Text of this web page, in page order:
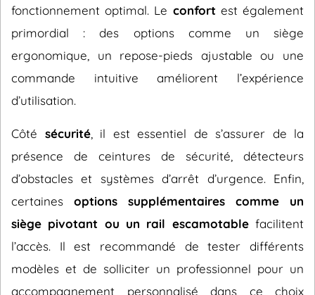
fonctionnement optimal. Le confort est également
primordial : des options comme un siège
ergonomique, un repose-pieds ajustable ou une
commande intuitive améliorent l’expérience
d’utilisation.
Côté sécurité, il est essentiel de s’assurer de la
présence de ceintures de sécurité, détecteurs
d’obstacles et systèmes d’arrêt d’urgence. Enfin,
certaines options supplémentaires comme un
siège pivotant ou un rail escamotablefacilitent
l’accès. Il est recommandé de tester différents
modèles et de solliciter un professionnel pour un
accompagnement personnalisé dans ce choix